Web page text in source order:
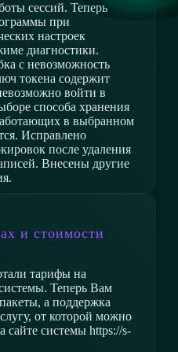
сессий. Теперь
при
настроек
диагностики.
с невозможность
токена содержит
войти в
способа хранения
в выбранном
Исправлено
после удаления
Внесены другие
и стоимости
тарифы на
Теперь Вам
а поддержка
от которой можно
сайте системы https://s-